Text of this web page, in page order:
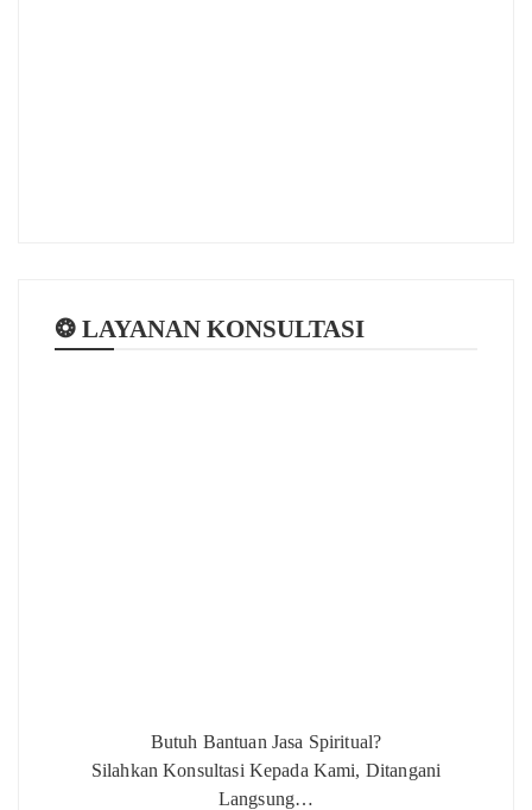
❂ LAYANAN KONSULTASI
Butuh Bantuan Jasa Spiritual?
Silahkan Konsultasi Kepada Kami, Ditangani
Langsung…